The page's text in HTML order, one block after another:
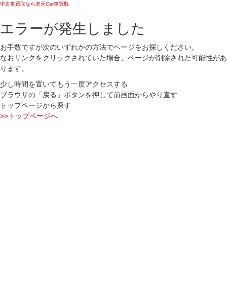
中古車買取なら楽天Car車買取
エラーが発生しました
お手数ですが次のいずれかの方法でページをお探しください。
なおリンクをクリックされていた場合、ページが削除された可能性があ
ります。
少し時間を置いてもう一度アクセスする
ブラウザの「戻る」ボタンを押して前画面からやり直す
トップページから探す
>>トップページへ